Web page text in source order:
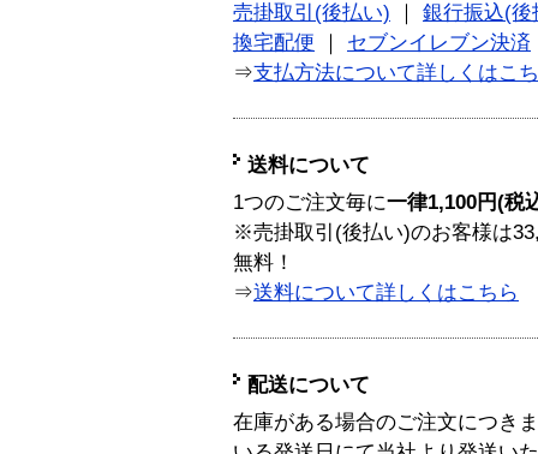
売掛取引(後払い)
銀行振込(後
換宅配便
セブンイレブン決済
⇒支払方法について詳しくはこ
送料について
1つのご注文毎に一律1,100円(税
※売掛取引(後払い)のお客様は
無料！
⇒送料について詳しくはこちら
配送について
在庫がある場合のご注文につき